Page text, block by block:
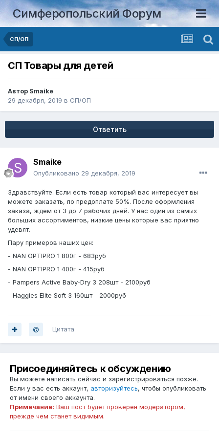
Симферопольский Форум
СП/ОП
СП Товары для детей
Автор Smaike
29 декабря, 2019 в СП/ОП
Ответить
Smaike
Опубликовано 29 декабря, 2019
Здравствуйте. Если есть товар который вас интересует вы
можете заказать, по предоплате 50%. После оформления
заказа, ждём от 3 до 7 рабочих дней. У нас один из самых
больших ассортиментов, низкие цены которые вас приятно
удевят.
Пару примеров наших цен:
- NAN OPTIPRO 1 800г - 683руб
- NAN OPTIPRO 1 400г - 415руб
- Pampers Active Baby-Dry 3 208шт - 2100руб
- Haggies Elite Soft 3 160шт - 2000руб
Цитата
Присоединяйтесь к обсуждению
Вы можете написать сейчас и зарегистрироваться позже.
Если у вас есть аккаунт, авторизуйтесь, чтобы опубликовать
от имени своего аккаунта.
Примечание: Ваш пост будет проверен модератором,
прежде чем станет видимым.